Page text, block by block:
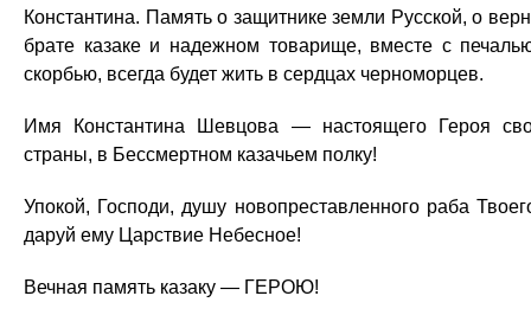
Константина. Память о защитнике земли Русской, о
брате казаке и надежном товарище, вместе с
скорбью, всегда будет жить в сердцах черноморцев.
Имя Константина Шевцова — настоящего Героя
страны, в Бессмертном казачьем полку!
Упокой, Господи, душу новопреставленного раба
даруй ему Царствие Небесное!
Вечная память казаку — ГЕРОЮ!